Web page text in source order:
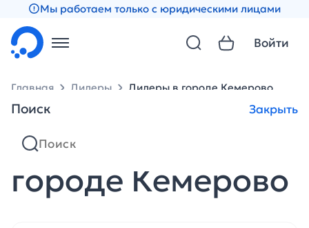
Мы работаем только с юридическими лицами
Поиск Закрыть
Войти
Главная Дилеры Дилеры в городе Кемерово
Партнеры в
городе Кемерово